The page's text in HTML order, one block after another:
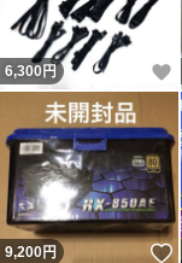
6,300 円
9,200円